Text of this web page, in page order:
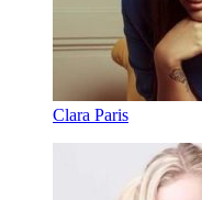
Clara Paris